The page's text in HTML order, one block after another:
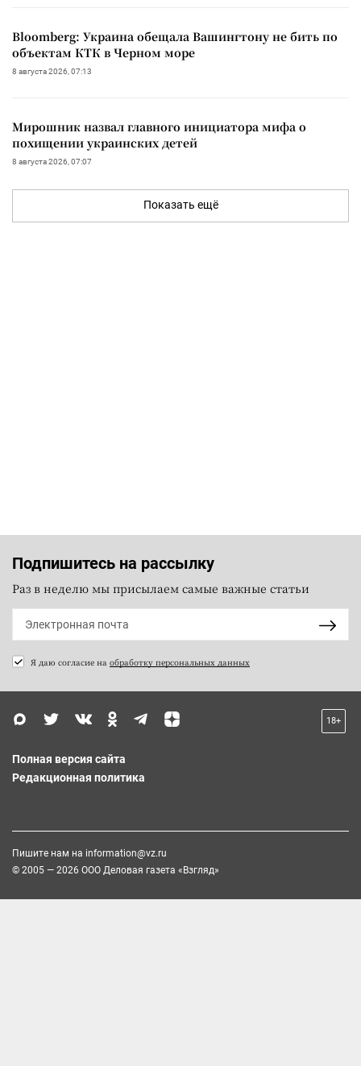
Bloomberg: Украина обещала Вашингтону не бить по
объектам КТК в Черном море
8 августа 2026, 07:13
Мирошник назвал главного инициатора мифа о
похищении украинских детей
8 августа 2026, 07:07
Показать ещё
Подпишитесь на рассылку
Раз в неделю мы присылаем самые важные статьи
Я даю согласие на обработку персональных данных
18+
Полная версия сайта
Редакционная политика
Пишите нам на information@vz.ru
© 2005 — 2026 ООО Деловая газета «Взгляд»